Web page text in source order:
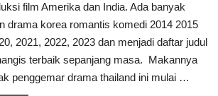
film Amerika dan India. Ada banyak
drama korea romantis komedi 2014 2015
2021, 2022, 2023 dan menjadi daftar judul
terbaik sepanjang masa. Makannya
penggemar drama thailand ini mulai …